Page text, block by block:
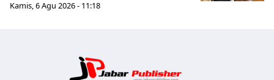
Kamis, 6 Agu 2026 - 11:18